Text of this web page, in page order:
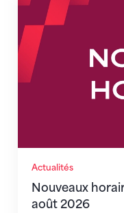
Actualités
Nouveaux
août 2026
Nouveaux